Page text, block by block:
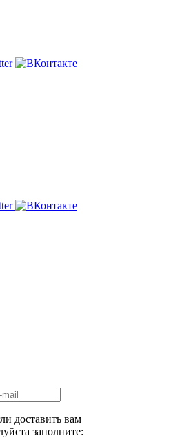
доставить вам
заполните: